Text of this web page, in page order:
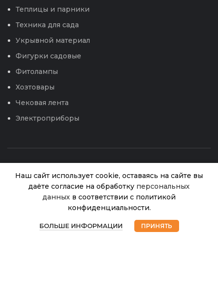
Теплицы и парники
Техника для сада
Укрывной материал
Фигурки садовые
Фитолампы
Хозтовары
Чековая лента
Электроприборы
Интернет магазин Успех. ИП Хрипунов Сергей
Александрович
Наш сайт использует cookie, оставаясь на сайте вы
даёте согласие на обработку персональных
данных в соответствии с политикой
конфиденциальности.
БОЛЬШЕ ИНФОРМАЦИИ ПРИНЯТЬ
Дайкон Тянем-
потянем (Аэлита)
40.00₽
Нет в
Магазин Избранное Корзина Мой аккаунт